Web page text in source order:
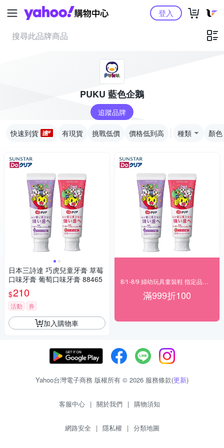
Yahoo購物中心登入
PUKU 藍色企鵝
追蹤品牌
快速到貨 有現貨 挑戰低價 價格低到高 種類 顏色
日本三詩達 巧虎兒童牙膏 草莓
口味牙膏 葡萄口味牙膏 88465
$210
活動 券
加入購物車
滿999折100
Yahoo台灣電子商務 版權所有 © 2026 服務條款(更新)
客服中心 | 關於我們 | 購物須知
網路安全 | 隱私權 | 分類地圖